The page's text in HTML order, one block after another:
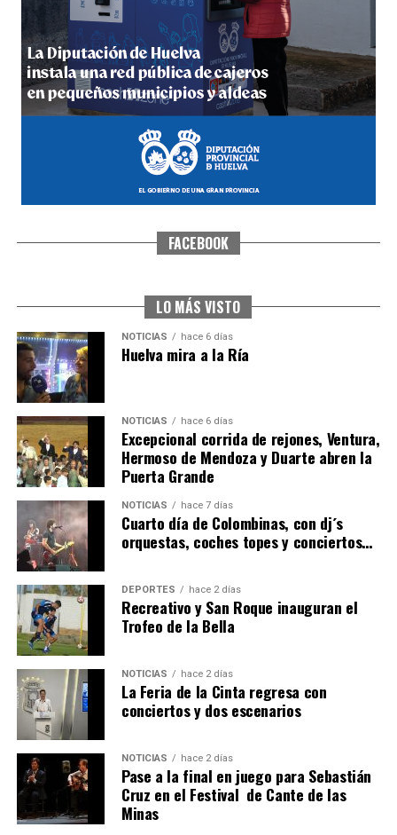
5º DÍA DE LAS FIESTAS COLOMBINAS 2026
hace 6 días·Huelvatv
CUARTA CORRIDA DE LAS FIESTAS COLOMBINAS
4º DÍA DE LAS FIESTAS COLOMBINAS 2026
hace 7 días Huelvatv
SEXTA CORRIDA DE LAS FIESTAS COLOMBINAS
2026
hace 5 días· Huelvatv
FACEBOOK
LO MÁS VISTO
NOTICIAS hace 6 días
Huelva mira a la Ría
NOTICIAS hace 6 días
Excepcional corrida de rejones, Ventura,
Hermoso de Mendoza y Duarte abren la
Puerta Grande
NOTICIAS hace 7 días
Cuarto día de Colombinas, con dj´s
orquestas, coches topes y conciertos…
DEPORTES hace 2 días
Recreativo y San Roque inauguran el
Trofeo de la Bella
NOTICIAS hace 2 días
La Feria de la Cinta regresa con
conciertos y dos escenarios
NOTICIAS hace 2 días
Pase a la final en juego para Sebastián
Cruz en el Festival de Cante de las
Minas